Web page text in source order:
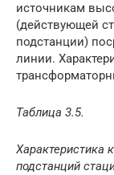
источникам
(действующей
подстанции)
линии.
Таблица 3.5.
Характеристика
подстанций